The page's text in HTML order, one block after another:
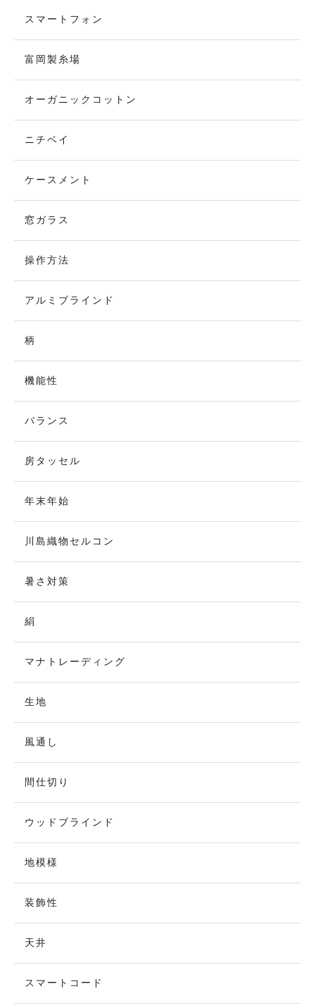
スマートフォン
富岡製糸場
オーガニックコットン
ニチベイ
ケースメント
窓ガラス
操作方法
アルミブラインド
柄
機能性
バランス
房タッセル
年末年始
川島織物セルコン
暑さ対策
絹
マナトレーディング
生地
風通し
間仕切り
ウッドブラインド
地模様
装飾性
天井
スマートコード